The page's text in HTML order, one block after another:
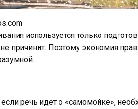
используется только
причинит. Поэтому экономия
речь идёт о «самомойке»,